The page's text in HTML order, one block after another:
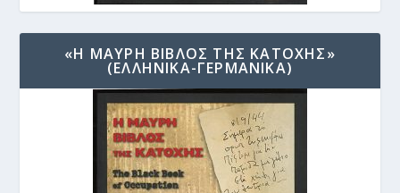
«Η ΜΑΥΡΗ ΒΙΒΛΟΣ ΤΗΣ ΚΑΤΟΧΗΣ»
(ΕΛΛΗΝΙΚΑ-ΓΕΡΜΑΝΙΚΑ)